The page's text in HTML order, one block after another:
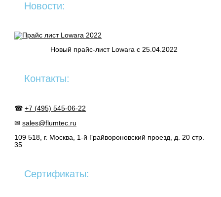
Новости:
Новый прайс-лист Lowara c 25.04.2022
Контакты:
☎+7 (495) 545-06-22
✉sales@flumtec.ru
109 518, г. Москва, 1-й Грайвороновский проезд, д. 20 стр.
35
Сертификаты: